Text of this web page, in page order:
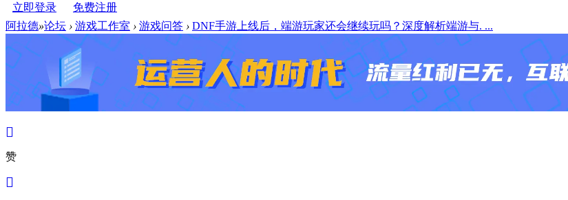
立即登录
免费注册
阿拉德»论坛 › 游戏工作室 › 游戏问答 › DNF手游上线后，端游玩家还会继续玩吗？深度解析端游与. ...
赞